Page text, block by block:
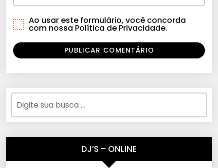
Ao usar este formulário, você concorda
com nossa Política de Privacidade.
DJ’S – ONLINE